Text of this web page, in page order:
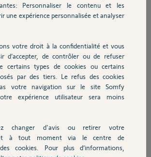
pro
neuve, le seul protocole est, comme bien dit, le
réseau maillé à une portée quasi infinie. Par
consommation de piles de certains détecteurs.
au z-wave est qu'il ne nécessite aucuns grandes
domotiser plein de de secteur ainsi que le prix des
est de trouver le bon contrôleur.
eedomus se détache largement des autres.
que par la prise en charge des nouveaux
Personnaliser le contenu et les
une expérience personnalisée et analyser
votre droit à la confidentialité et vous
d’accepter, de contrôler ou de refuser
certains types de cookies ou certains
par des tiers. Le refus des cookies
votre navigation sur le site Somfy
expérience utilisateur sera moins
changer d'avis ou retirer votre
à tout moment via le centre de
cookies. Pour plus d’informations,